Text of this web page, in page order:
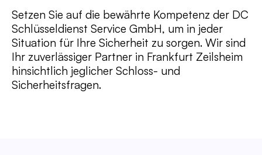
Setzen Sie auf die bewährte Kompetenz der DC
Schlüsseldienst Service GmbH, um in jeder
Situation für Ihre Sicherheit zu sorgen. Wir sind
Ihr zuverlässiger Partner in Frankfurt Zeilsheim
hinsichtlich jeglicher Schloss- und
Sicherheitsfragen.